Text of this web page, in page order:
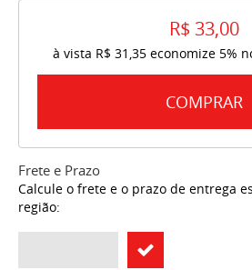
R$ 33,00
à vista R$ 31,35economize 5%
COMPRAR
Frete e Prazo
Calcule o frete e o prazo de entrega
região: